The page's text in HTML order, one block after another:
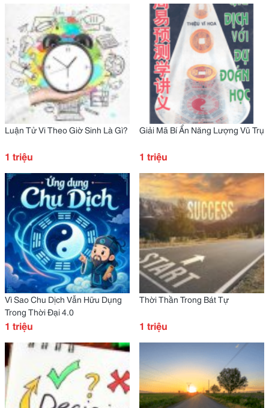
Luận Tử Vi Theo Giờ Sinh Là Gì?
1 triệu
Giải Mã Bí Ẩn Năng Lượng Vũ Trụ
1 triệu
Vì Sao Chu Dịch Vẫn Hữu Dụng
Trong Thời Đại 4.0
1 triệu
Thời Thần Trong Bát Tự
1 triệu